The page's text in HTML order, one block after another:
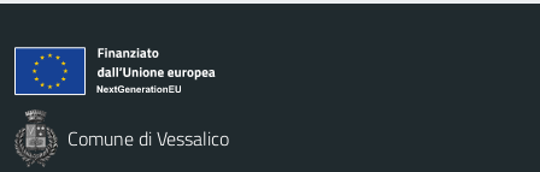
Comune di Vessalico